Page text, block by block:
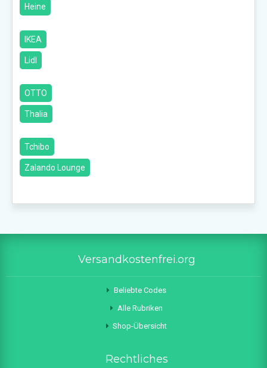
Heine
IKEA
Lidl
OTTO
Thalia
Tchibo
Zalando Lounge
Versandkostenfrei.org
Beliebte Codes
Alle Rubriken
Shop-Übersicht
Rechtliches